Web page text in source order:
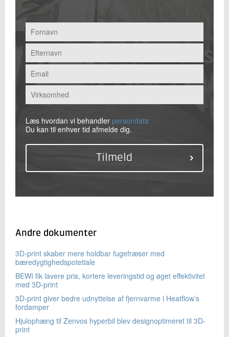
Læs hvordan vi behandler persondata
Du kan til enhver tid afmelde dig.
Andre dokumenter
3D-print skaber mere holdbar fugefræser med
bæredygtighedspotetiale
BEWI fik lavere pris, kortere leveringstid og øget effektivitet
med 3D-print
3D-print giver bedre udnyttelse af fjernvarme i Heatflow’s
fordamper
Hjulophæng til Zenvos hyperbil blev designoptimeret til 3D-
print